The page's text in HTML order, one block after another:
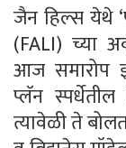
जैन हिल्स येथे
(FALI) च्या
आज समारोप
प्लॅन
त्यावेळी ते